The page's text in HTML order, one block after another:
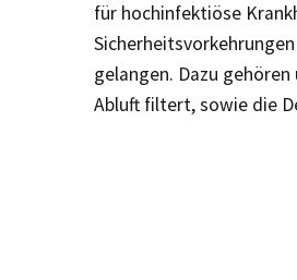
für hochinfektiöse
gelangen. Dazu
Abluft filtert, sowie die